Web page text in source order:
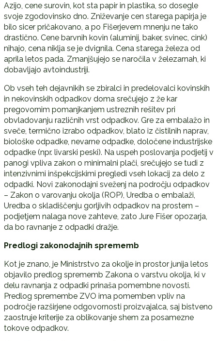
Azijo, cene surovin, kot sta papir in plastika, so dosegle
svoje zgodovinsko dno. Zniževanje cen starega papirja je
bilo sicer pričakovano, a po Fišerjevem mnenju ne tako
drastično. Cene barvnih kovin (aluminij, baker, svinec, cink)
nihajo, cena niklja se je dvignila. Cena starega železa od
aprila letos pada. Zmanjšujejo se naročila v železarnah, ki
dobavljajo avtoindustriji.
Ob vseh teh dejavnikih se zbiralci in predelovalci kovinskih
in nekovinskih odpadkov doma srečujejo z že kar
pregovornim pomanjkanjem ustreznih rešitev pri
obvladovanju različnih vrst odpadkov. Gre za embalažo in
sveče, termično izrabo odpadkov, blato iz čistilnih naprav,
biološke odpadke, nevarne odpadke, določene industrijske
odpadke (npr. livarski peski). Na uspeh poslovanja podjetij v
panogi vpliva zakon o minimalni plači, srečujejo se tudi z
intenzivnimi inšpekcijskimi pregledi vseh lokacij za delo z
odpadki. Novi zakonodajni sveženj na področju odpadkov
– Zakon o varovanju okolja (ROP), Uredba o embalaži,
Uredba o skladiščenju gorljivih odpadkov na prostem –
podjetjem nalaga nove zahteve, zato Jure Fišer opozarja,
da bo ravnanje z odpadki dražje.
Predlogi zakonodajnih sprememb
Kot je znano, je Ministrstvo za okolje in prostor junija letos
objavilo predlog sprememb Zakona o varstvu okolja, ki v
delu ravnanja z odpadki prinaša pomembne novosti.
Predlog spremembe ZVO ima pomemben vpliv na
področje razširjene odgovornosti proizvajalca, saj bistveno
zaostruje kriterije za oblikovanje shem za posamezne
tokove odpadkov.